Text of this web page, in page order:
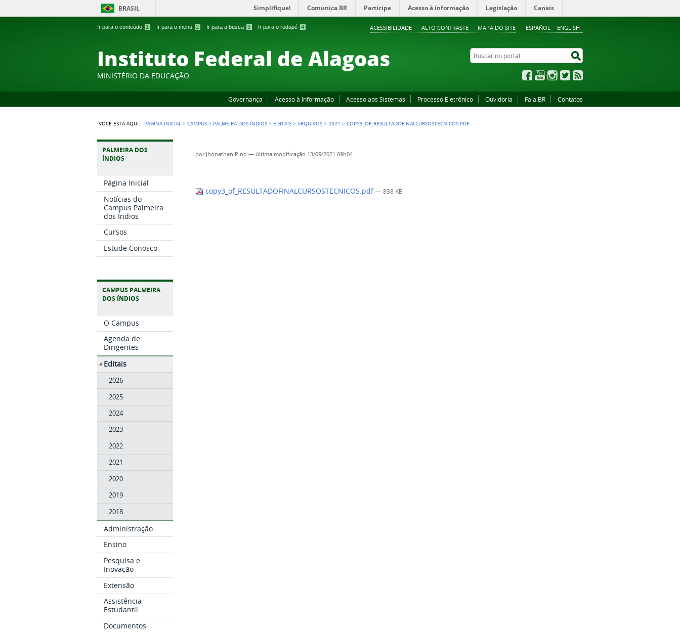
Ir para o conteúdo 1 Ir para o menu 2 Ir para a busca 3 Ir para o rodapé 4 ESPAÑOL ENGLISH
ACESSIBILIDADE ALTO CONTRASTE MAPA DO SITE
BRASIL Simplifique! Comunica BR Participe Acesso à informação Legislação Canais
Instituto Federal de Alagoas
MINISTÉRIO DA EDUCAÇÃO
Buscar no portal
FacebookYouTubeInstagram
Twitter
Governança Acesso à Informação Acesso aos Sistemas Processo Eletrônico Ouvidoria Fala.BR Contatos
VOCÊ ESTÁ AQUI: PÁGINA INICIAL >CAMPUS > PALMEIRA DOS ÍNDIOS > EDITAIS >ARQUIVOS >2021 >COPY3_OF_RESULTADOFINALCURSOSTECNICOS.PDF
PALMEIRA DOS
ÍNDIOS
Página Inicial
Notícias do
Campus Palmeira
dos Índios
Cursos
Estude Conosco
CAMPUS PALMEIRA
DOS ÍNDIOS
O Campus
Agenda de
Dirigentes
Editais
2026
2025
2024
2023
2022
2021
2020
2019
2018
Administração
Ensino
Pesquisa e
Inovação
Extensão
Assistência
Estudantil
Documentos
por Jhonathan Pino — última modificação 13/09/2021 09h04
copy3_of_RESULTADOFINALCURSOSTECNICOS.pdf— 838 KB